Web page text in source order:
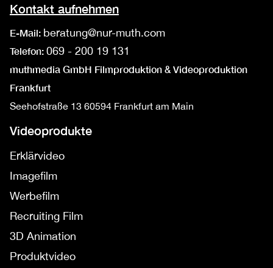
Kontakt aufnehmen
E-Mail: beratung@nur-muth.com
Telefon: 069 - 200 19 131
muthmedia GmbH Filmproduktion & Videoproduktion
Frankfurt
Seehofstraße 13 60594 Frankfurt am Main
Videoprodukte
Erklärvideo
Imagefilm
Werbefilm
Recruiting Film
3D Animation
Produktvideo